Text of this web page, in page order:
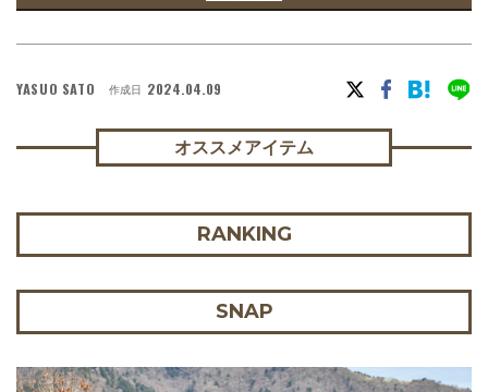
YASUO SATO 作成日 2024.04.09
オススメアイテム
RANKING
SNAP